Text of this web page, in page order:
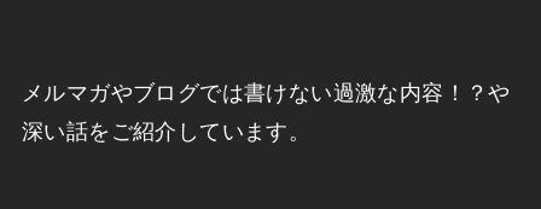
メルマガやブログでは書けない過激な内容！？や
深い話をご紹介しています。